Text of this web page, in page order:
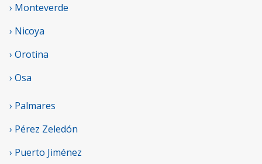
› Monteverde
› Nicoya
› Orotina
› Osa
› Palmares
› Pérez Zeledón
› Puerto Jiménez